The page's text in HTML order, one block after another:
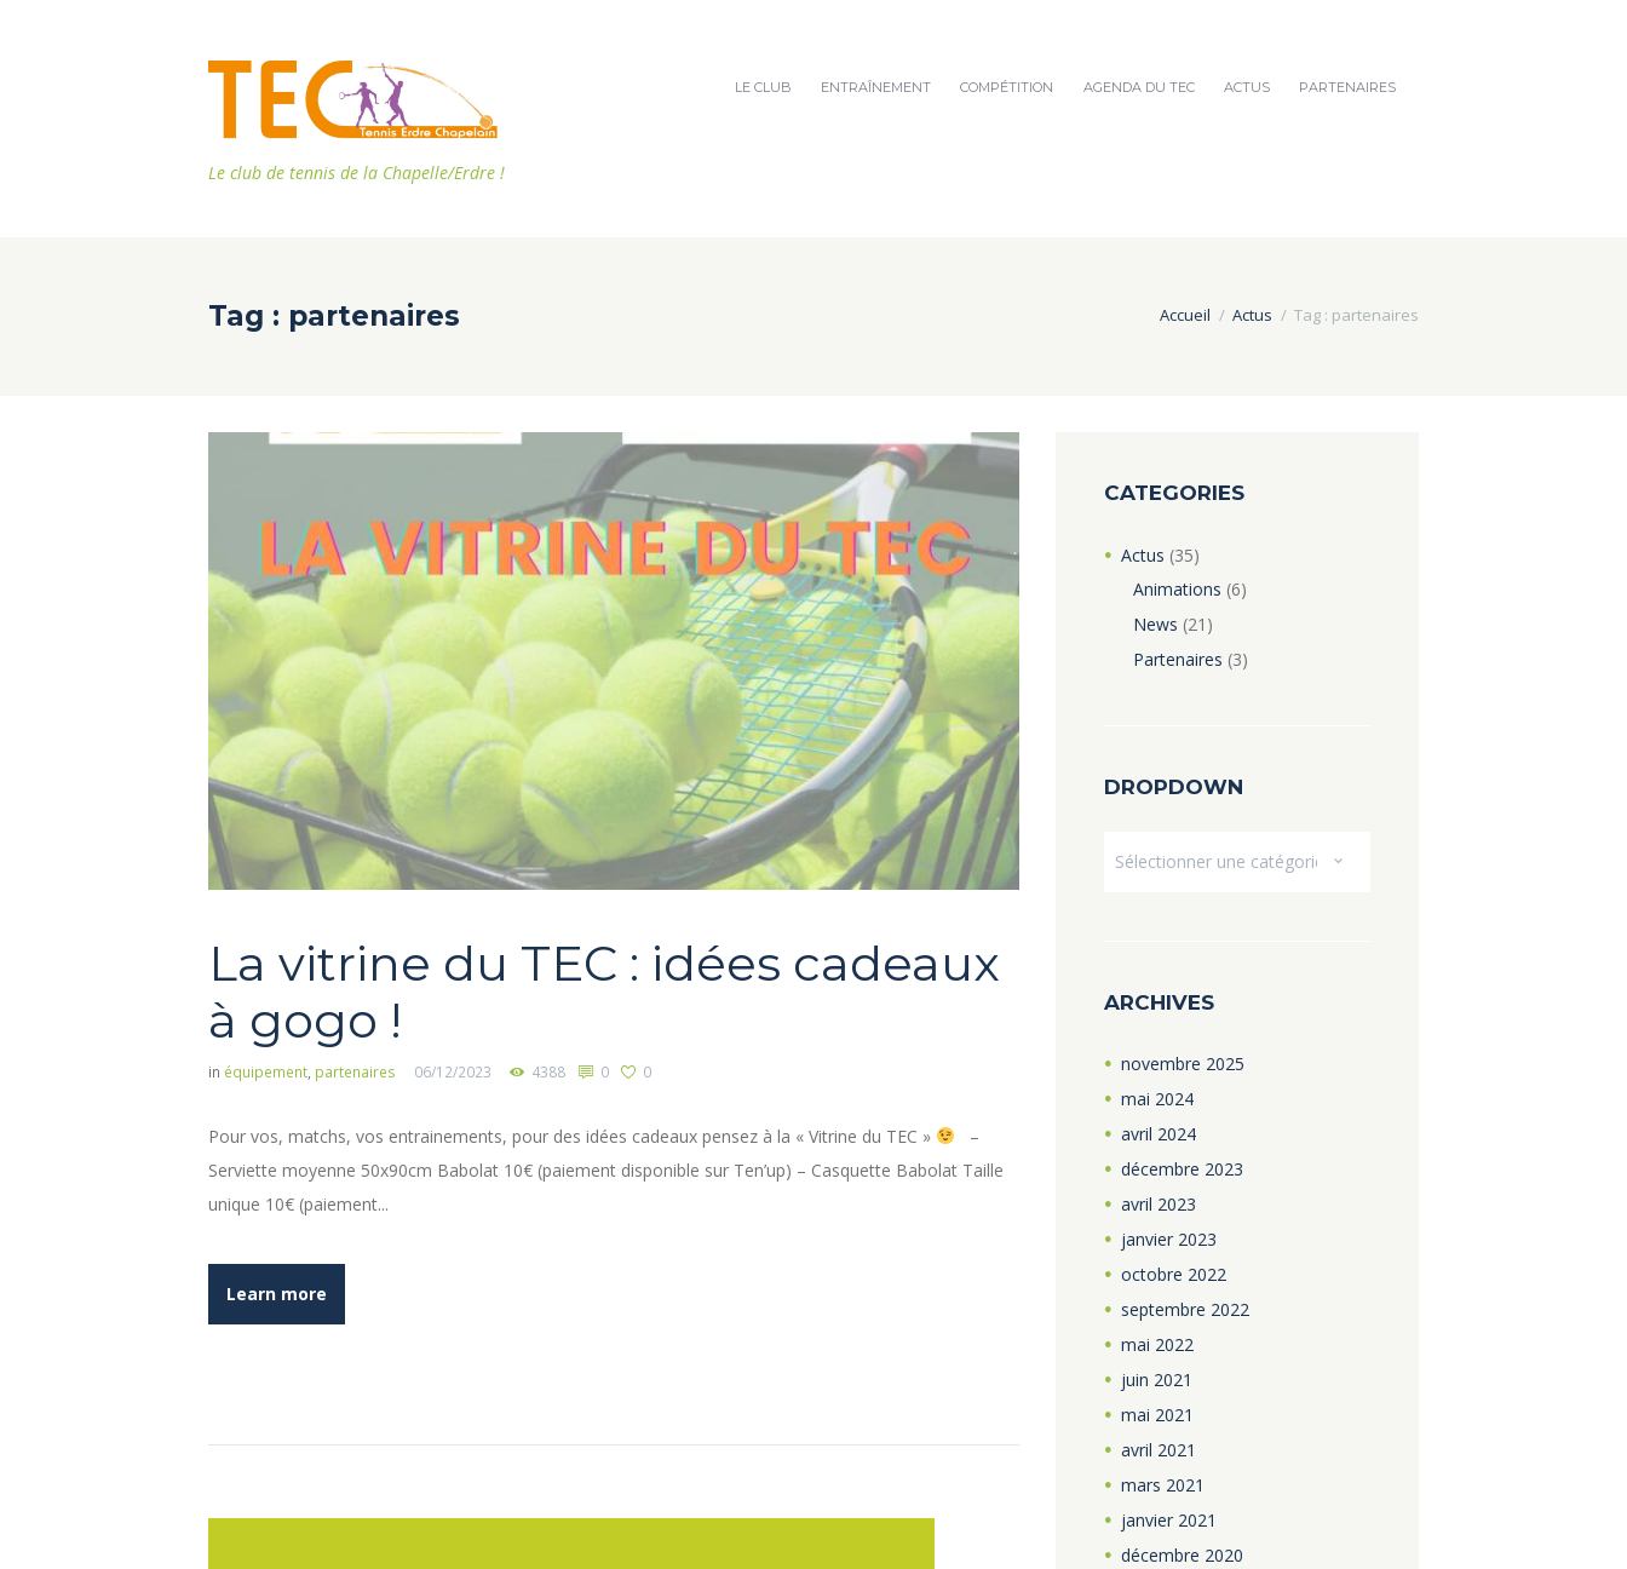
Le club de tennis de la Chapelle/Erdre !
LE CLUB ENTRAÎNEMENT COMPÉTITION AGENDA DU TEC ACTUS PARTENAIRES
Tag : partenaires Accueil Actus Tag : partenaires
La vitrine du TEC : idées cadeaux
à gogo !
in équipement, partenaires 06/12/2023 4388 0 0
Pour vos, matchs, vos entrainements, pour des idées cadeaux pensez à la « Vitrine du TEC »
–
Serviette moyenne 50x90cm Babolat 10€ (paiement disponible sur Ten’up) – Casquette Babolat Taille
unique 10€ (paiement...
Learn more
CATEGORIES
Actus (35)
Animations (6)
News (21)
Partenaires (3)
DROPDOWN
ARCHIVES
novembre 2025
mai 2024
avril 2024
décembre 2023
avril 2023
janvier 2023
octobre 2022
septembre 2022
mai 2022
juin 2021
mai 2021
avril 2021
mars 2021
janvier 2021
décembre 2020